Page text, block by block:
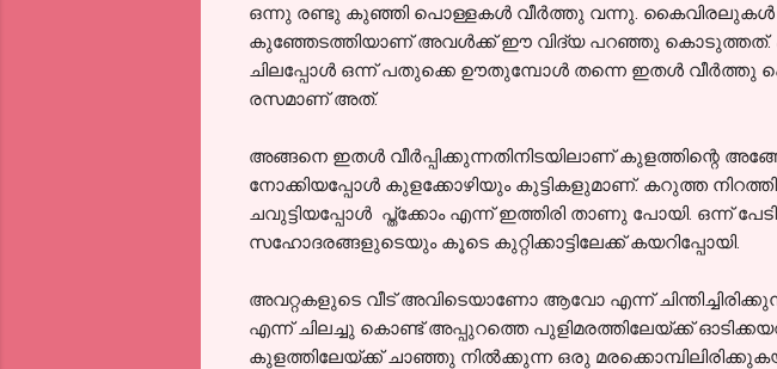
ഒന്നു രണ്ടു കുഞ്ഞി പൊള്ളകൾ വീർത്തു വന്നു. കൈവിരലുകൾ
കുഞ്ഞേടത്തിയാണ് അവൾക്ക് ഈ വിദ്യ പറഞ്ഞു കൊടുത്തത്.
ചിലപ്പോൾ ഒന്ന് പതുക്കെ ഊതുമ്പോൾ തന്നെ ഇതൾ വീർത്തു
രസമാണ് അത്.
അങ്ങനെ ഇതൾ വീർപ്പിക്കുന്നതിനിടയിലാണ് കുളത്തിന്റെ
നോക്കിയപ്പോൾ കുളക്കോഴിയും കുട്ടികളുമാണ്. കറുത്ത
ചവുട്ടിയപ്പോൾ പ്ത്ക്കോം എന്ന് ഇത്തിരി താണു പോയി. ഒന്ന്
സഹോദരങ്ങളുടെയും കൂടെ കുറ്റിക്കാട്ടിലേക്ക് കയറിപ്പോയി.
അവറ്റകളുടെ വീട് അവിടെയാണോ ആവോ എന്ന്
എന്ന് ചിലച്ചു കൊണ്ട് അപ്പുറത്തെ പുളിമരത്തിലേയ്ക്ക്
കുളത്തിലേയ്ക്ക് ചാഞ്ഞു നിൽക്കുന്ന ഒരു